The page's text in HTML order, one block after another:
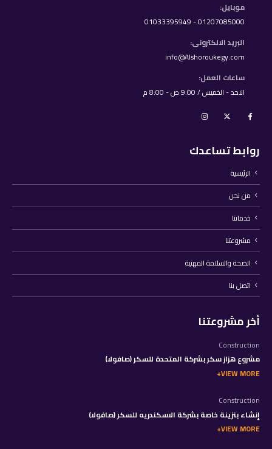
موبايل:
01207085000 - 01033395949
البريد الالكترونى:
info@Alshoroukegy.com
ساعات العمل:
الاحد - الخميس / 9:00 ص - 8:00 م
روابط تساعدك
الرئيسية
من نحن
خدماتنا
مشروعتنا
الصحة والسلامة المهنية
اتصل بنا
أخر مشروعتنا
Construction
مشروع هزاز سكر بشركة المتحدة للسكر (صافولا)
VIEW MORE
Construction
إنشاء بنزينة خاصة بشركة الاسكندريه للسكر (صافولا)
VIEW MORE